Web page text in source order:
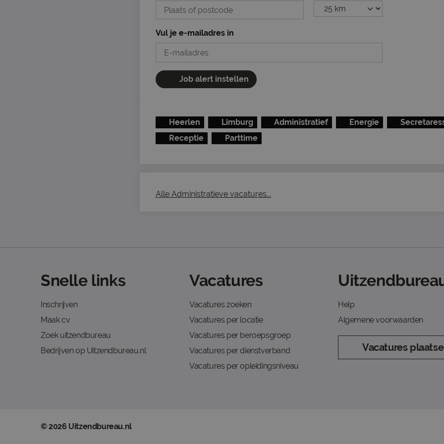
Vul je e-mailadres in
Job alert instellen
Heerlen Limburg Administratief Energie
Receptie
Parttime
Alle Administratieve vacatures...
Snelle links
Inschrijven
Maak cv
Zoek uitzendbureau
Bedrijven op Uitzendbureau.nl
Vacatures
Vacatures zoeken
Vacatures per locatie
Vacatures per beroepsgroep
Vacatures per dienstverband
Vacatures per opleidingsniveau
Help
Algemene voorwaarden
Vacatures
© 2026 Uitzendbureau.nl